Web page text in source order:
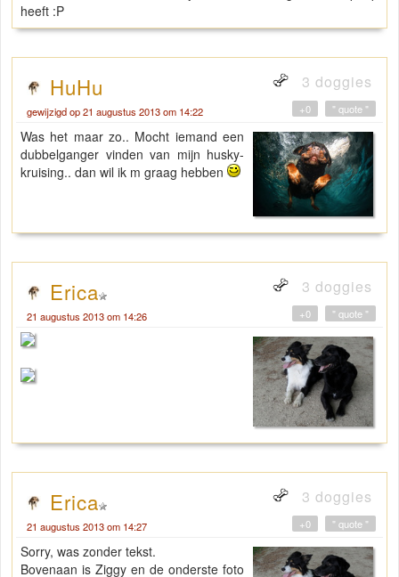
heeft :P
HuHu 3 doggies
gewijzigd op 21 augustus 2013 om 14:22 " quote "
+0
Was het maar zo.. Mocht iemand een
dubbelganger vinden van mijn husky-
kruising.. dan wil ik m graag hebben
Erica 3 doggies
21 augustus 2013 om 14:26 " quote "
+0
Erica 3 doggies
21 augustus 2013 om 14:27 " quote "
+0
Sorry, was zonder tekst.
Bovenaan is Ziggy en de onderste foto